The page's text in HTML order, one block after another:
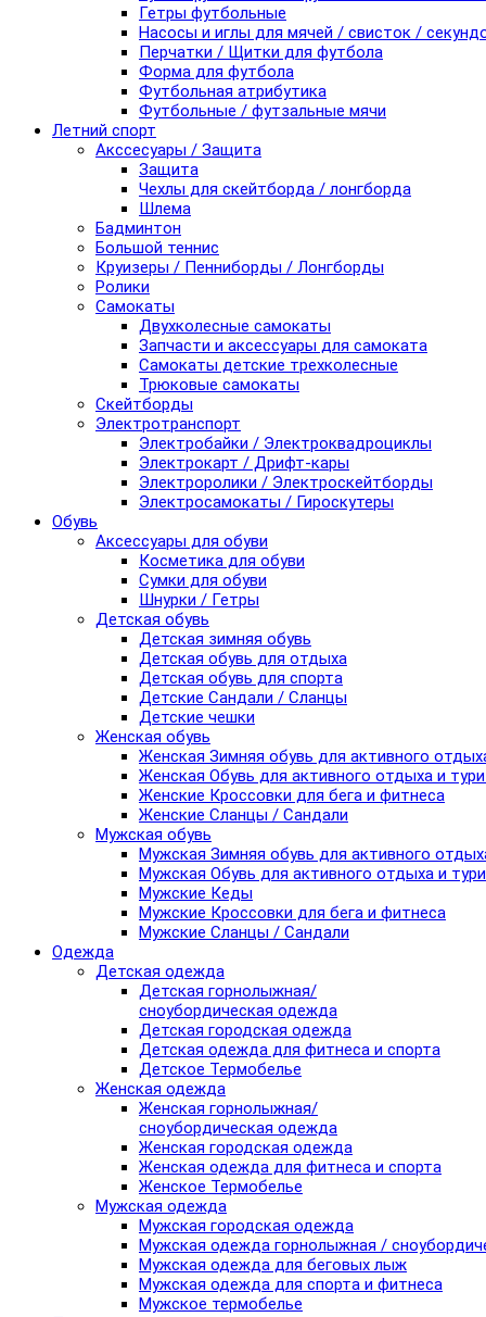
Гетры футбольные
Насосы и иглы для мячей / свисток /
Перчатки / Щитки для футбола
Форма для футбола
Футбольная атрибутика
Футбольные / футзальные мячи
Летний спорт
Акссесуары / Защита
Защита
Чехлы для скейтборда / лонгборда
Шлема
Бадминтон
Большой теннис
Круизеры / Пенниборды / Лонгборды
Ролики
Самокаты
Двухколесные самокаты
Запчасти и аксессуары для самоката
Самокаты детские трехколесные
Трюковые самокаты
Скейтборды
Электротранспорт
Электробайки / Электроквадроциклы
Электрокарт / Дрифт-кары
Электроролики / Электроскейтборды
Электросамокаты / Гироскутеры
Обувь
Аксессуары для обуви
Косметика для обуви
Сумки для обуви
Шнурки / Гетры
Детская обувь
Детская зимняя обувь
Детская обувь для отдыха
Детская обувь для спорта
Детские Сандали / Сланцы
Детские чешки
Женская обувь
Женская Зимняя обувь для активного
Женская Обувь для активного отдыха и
Женские Кроссовки для бега и фитнеса
Женские Сланцы / Сандали
Мужская обувь
Мужская Зимняя обувь для активного
Мужская Обувь для активного отдыха и
Мужские Кеды
Мужские Кроссовки для бега и фитнеса
Мужские Сланцы / Сандали
Одежда
Детская одежда
Детская горнолыжная/
сноубордическая одежда
Детская городская одежда
Детская одежда для фитнеса и спорта
Детское Термобелье
Женская одежда
Женская горнолыжная/
сноубордическая одежда
Женская городская одежда
Женская одежда для фитнеса и спорта
Женское Термобелье
Мужская одежда
Мужская городская одежда
Мужская одежда горнолыжная /
Мужская одежда для беговых лыж
Мужская одежда для спорта и фитнеса
Мужское термобелье